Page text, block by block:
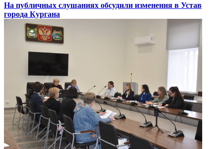
На публичных слушаниях обсудили изменения в Устав
города Кургана